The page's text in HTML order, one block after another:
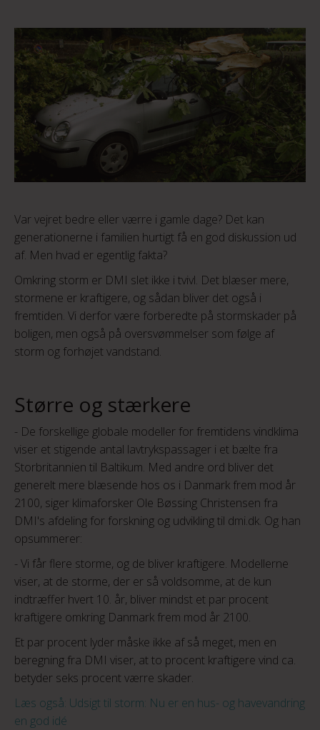
Var vejret bedre eller værre i gamle dage? Det kan
generationerne i familien hurtigt få en god diskussion ud
af. Men hvad er egentlig fakta?
Omkring storm er DMI slet ikke i tvivl. Det blæser mere,
stormene er kraftigere, og sådan bliver det også i
fremtiden. Vi derfor være forberedte på stormskader på
boligen, men også på oversvømmelser som følge af
storm og forhøjet vandstand.
Større og stærkere
- De forskellige globale modeller for fremtidens vindklima
viser et stigende antal lavtrykspassager i et bælte fra
Storbritannien til Baltikum. Med andre ord bliver det
generelt mere blæsende hos os i Danmark frem mod år
2100, siger klimaforsker Ole Bøssing Christensen fra
DMI's afdeling for forskning og udvikling til dmi.dk. Og han
opsummerer:
- Vi får flere storme, og de bliver kraftigere. Modellerne
viser, at de storme, der er så voldsomme, at de kun
indtræffer hvert 10. år, bliver mindst et par procent
kraftigere omkring Danmark frem mod år 2100.
Et par procent lyder måske ikke af så meget, men en
beregning fra DMI viser, at to procent kraftigere vind ca.
betyder seks procent værre skader.
Læs også: Udsigt til storm: Nu er en hus- og havevandring
en god idé